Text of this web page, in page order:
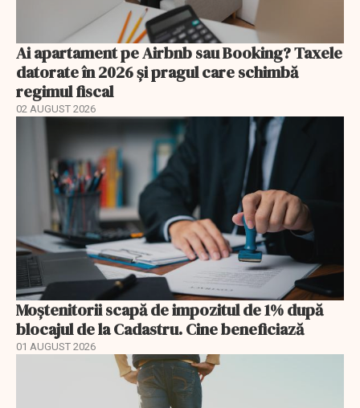
Ai apartament pe Airbnb sau Booking? Taxele
datorate în 2026 și pragul care schimbă
regimul fiscal
02 AUGUST 2026
Moștenitorii scapă de impozitul de 1% după
blocajul de la Cadastru. Cine beneficiază
01 AUGUST 2026